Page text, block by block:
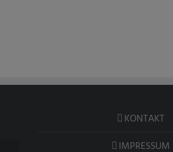
KONTAKT
IMPRESSUM